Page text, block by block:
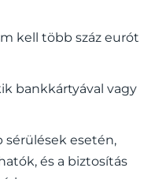
kell több száz eurót
bankkártyával vagy
sérülések esetén,
és a biztosítás